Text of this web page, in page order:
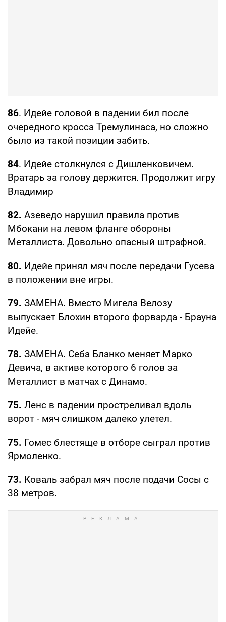
86. Идейе головой в падении бил после
очередного кросса Тремулинаса, но сложно
было из такой позиции забить.
84. Идейе столкнулся с Дишленковичем.
Вратарь за голову держится. Продолжит игру
Владимир
82. Азеведо нарушил правила против
Мбокани на левом фланге обороны
Металлиста. Довольно опасный штрафной.
80. Идейе принял мяч после передачи Гусева
в положении вне игры.
79. ЗАМЕНА. Вместо Мигела Велозу
выпускает Блохин второго форварда - Брауна
Идейе.
78. ЗАМЕНА. Себа Бланко меняет Марко
Девича, в активе которого 6 голов за
Металлист в матчах с Динамо.
75. Ленс в падении простреливал вдоль
ворот - мяч слишком далеко улетел.
75. Гомес блестяще в отборе сыграл против
Ярмоленко.
73. Коваль забрал мяч после подачи Сосы с
38 метров.